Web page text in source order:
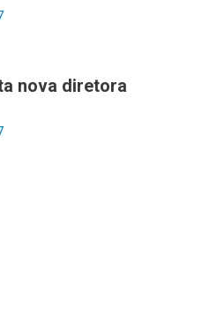
nova diretora